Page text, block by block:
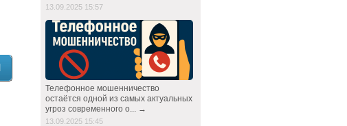
13.09.2025 15:57
Телефонное мошенничество
остаётся одной из самых актуальных
угроз современного о... →
13.09.2025 15:45